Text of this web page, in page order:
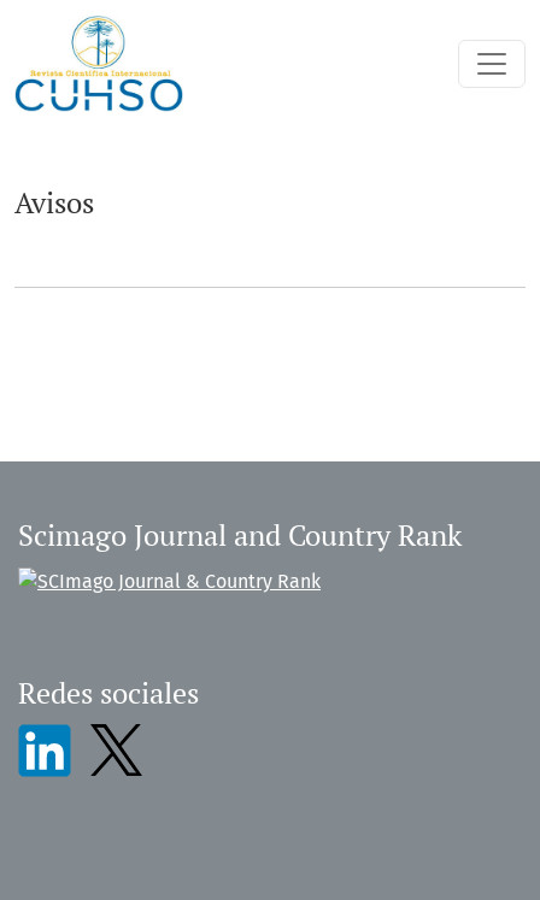
Avisos
Avisos
Scimago Journal and Country Rank
Redes sociales